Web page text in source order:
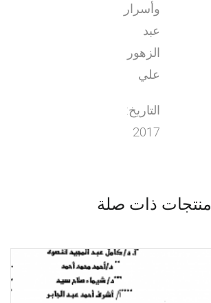
وأسرار
عبد
الزهور
علي
التاريخ:
2017
منتجات ذات صلة